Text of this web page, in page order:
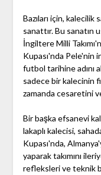
Bazıları için, kalecilik
sanattır. Bu sanatın
İngiltere Milli
Kupası'nda Pele'nin
futbol tarihine adını
sadece bir kalecinin
zamanda cesaretini
Bir başka efsanevi
lakaplı kalecisi,
Kupası'nda,
yaparak takımını
refleksleri ve teknik